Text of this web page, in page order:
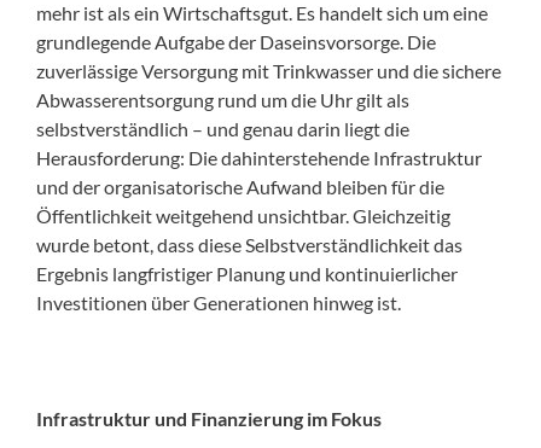
mehr ist als ein Wirtschaftsgut. Es handelt sich um eine
grundlegende Aufgabe der Daseinsvorsorge. Die
zuverlässige Versorgung mit Trinkwasser und die sichere
Abwasserentsorgung rund um die Uhr gilt als
selbstverständlich – und genau darin liegt die
Herausforderung: Die dahinterstehende Infrastruktur
und der organisatorische Aufwand bleiben für die
Öffentlichkeit weitgehend unsichtbar. Gleichzeitig
wurde betont, dass diese Selbstverständlichkeit das
Ergebnis langfristiger Planung und kontinuierlicher
Investitionen über Generationen hinweg ist.
Infrastruktur und Finanzierung im Fokus